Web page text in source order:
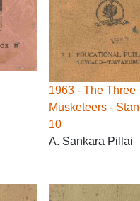
1963 - The Three
Musketeers -
10
A. Sankara Pillai